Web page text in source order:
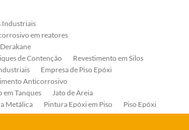
Industriais
em reatores
de Contenção
Revestimento em Silos
Empresa de Piso Epóxi
Anticorrosivo
em Tanques
Jato de Areia
Metálica
Pintura Epóxi em Piso
Piso Epóxi
Revestimento E-coat em Serpentinas